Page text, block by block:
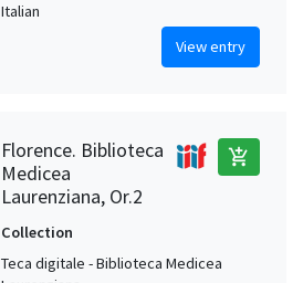
Italian
View entry
Florence. Biblioteca
Medicea
Laurenziana, Or.2
add_shopping_cart
Collection
Teca digitale - Biblioteca Medicea